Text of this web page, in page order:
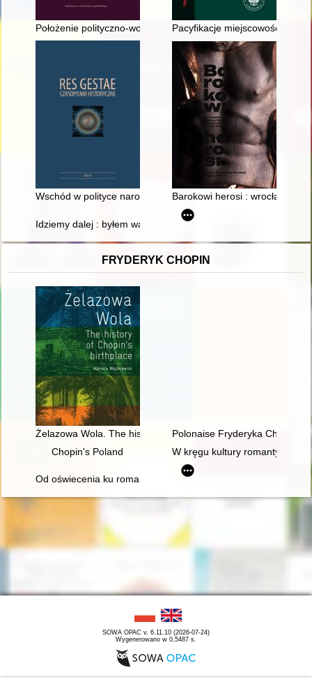
Położenie polityczno-wojskowe Rzeszy Niemieckiej u progu
Pacyfikacje miejscowości
Wschód w polityce narodowej i zagranicznej Węgier w XX
Barokowi herosi : wrocławskie
Idziemy dalej : byłem warszawskim przewodnikiem w czasach
FRYDERYK CHOPIN
Żelazowa Wola. The history of Chopin's birthplace
Polonaise Fryderyka Chopina.
Chopin's Poland
W kręgu kultury romantycznej.
Od oświecenia ku romantyzmowi i dalej... Autorzy, dzieła,
SOWA OPAC v. 6.11.10 (2026-07-24)
Wygenerowano w 0,5487 s.